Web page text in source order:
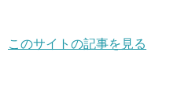
このサイトの記事を見る